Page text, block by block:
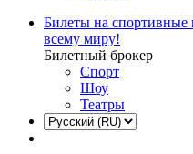
Билеты на спортивные
всему миру!
Билетный брокер
Спорт
Шоу
Театры